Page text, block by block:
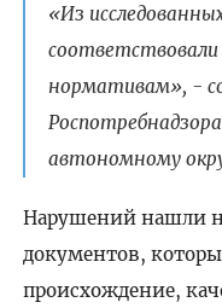
«Из
соответствовали
нормативам», -
автономному
Нарушений нашли
документов,
происхождение,